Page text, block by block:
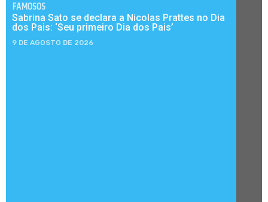
FAMOSOS
Sabrina Sato se declara a Nicolas Prattes no Dia
dos Pais: ‘Seu primeiro Dia dos Pais’
9 DE AGOSTO DE 2026